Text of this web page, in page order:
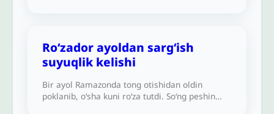
Roʻzador ayoldan sargʻish
suyuqlik kelishi
Bir ayol Ramazonda tong otishidan oldin
poklanib, o‘sha kuni ro‘za tutdi. So‘ng peshin